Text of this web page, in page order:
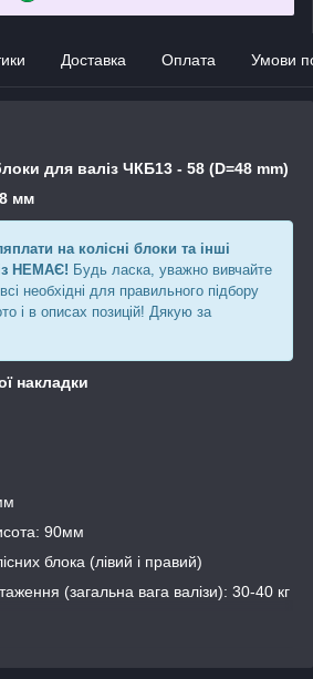
Доставка Оплата Умови
для валіз ЧКБ13 - 58 (D=48 mm)
мм
на колісні блоки та інші
НЕМАЄ! Будь ласка, уважно вивчайте
необхідні для правильного підбору
і в описах позицій! Дякую за
накладки
90мм
блока (лівий і правий)
(загальна вага валізи): 30-40 кг